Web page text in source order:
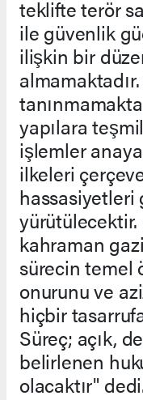
teklifte terör
ile güvenlik
ilişkin bir
yapılara
işlemler
ilkeleri
hassasiyetleri
kahraman
sürecin temel
onurunu ve
hiçbir
Süreç; açık,
belirlenen
olacaktır"